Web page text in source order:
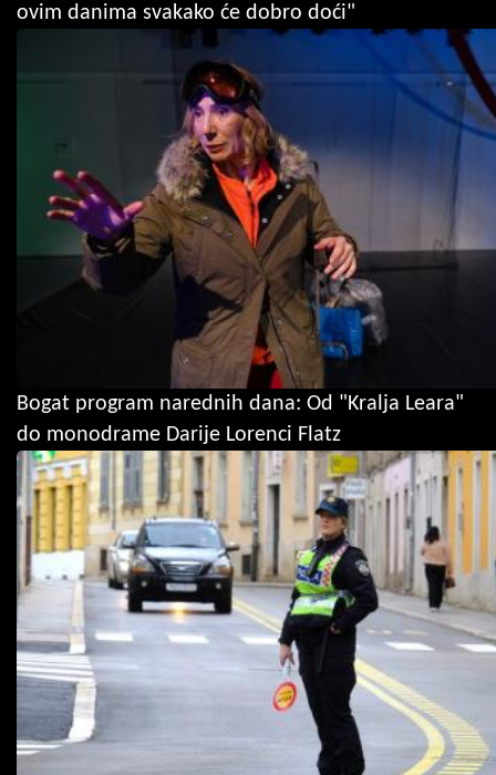
ovim danima svakako će dobro doći"
Bogat program narednih dana: Od "Kralja Leara"
do monodrame Darije Lorenci Flatz